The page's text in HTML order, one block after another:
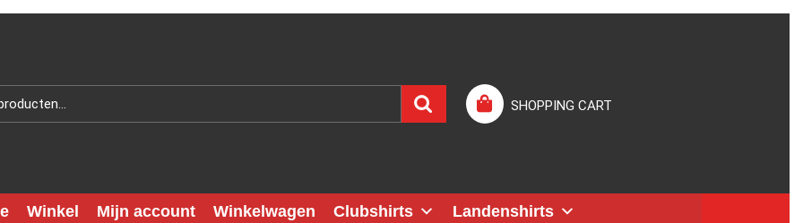
SHOPPING CART
Winkel Mijn account Winkelwagen Clubshirts
Landenshirts